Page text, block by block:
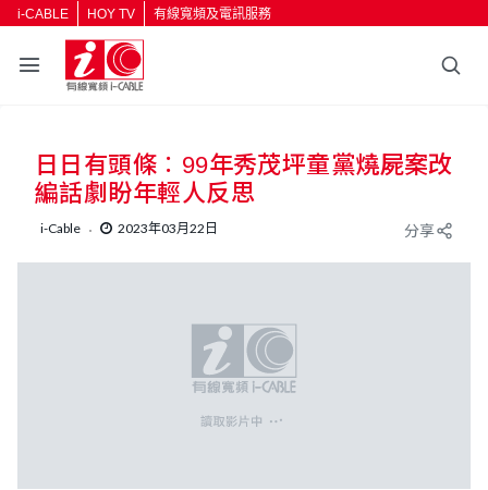
i-CABLE HOY TV 有線寬頻及電訊服務
日日有頭條︰99年秀茂坪童黨燒屍案改
編話劇盼年輕人反思
i-Cable 2023年03月22日 分享